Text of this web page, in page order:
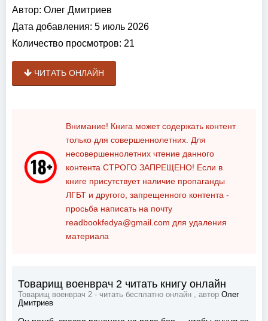
Автор: Олег Дмитриев
Дата добавления: 5 июль 2026
Количество просмотров: 21
ЧИТАТЬ ОНЛАЙН
Внимание! Книга может содержать контент
только для совершеннолетних. Для
несовершеннолетних чтение данного
контента СТРОГО ЗАПРЕЩЕНО! Если в
книге присутствует наличие пропаганды
ЛГБТ и другого, запрещенного контента -
просьба написать на почту
readbookfedya@gmail.com для удаления
материала
Товарищ военврач 2 читать книгу онлайн
Товарищ военврач 2 - читать бесплатно онлайн , автор Олег
Дмитриев